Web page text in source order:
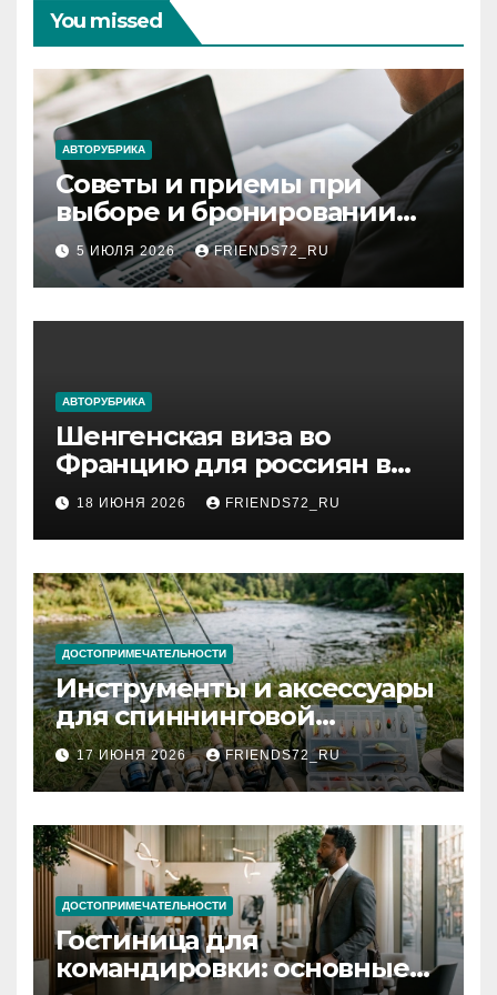
You missed
АВТОРУБРИКА
Советы и приемы при
выборе и бронировании
авиабилетов
5 ИЮЛЯ 2026 FRIENDS72_RU
АВТОРУБРИКА
Шенгенская виза во
Францию для россиян в
2026 году: сроки от 3 дней
и список необходимых
документов
18 ИЮНЯ 2026 FRIENDS72_RU
ДОСТОПРИМЕЧАТЕЛЬНОСТИ
Инструменты и аксессуары
для спиннинговой
рыбалки: назначение и
типы
17 ИЮНЯ 2026 FRIENDS72_RU
ДОСТОПРИМЕЧАТЕЛЬНОСТИ
Гостиница для
командировки: основные